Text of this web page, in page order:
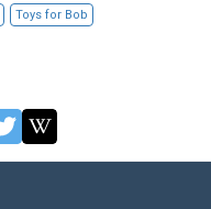
Toys for Bob